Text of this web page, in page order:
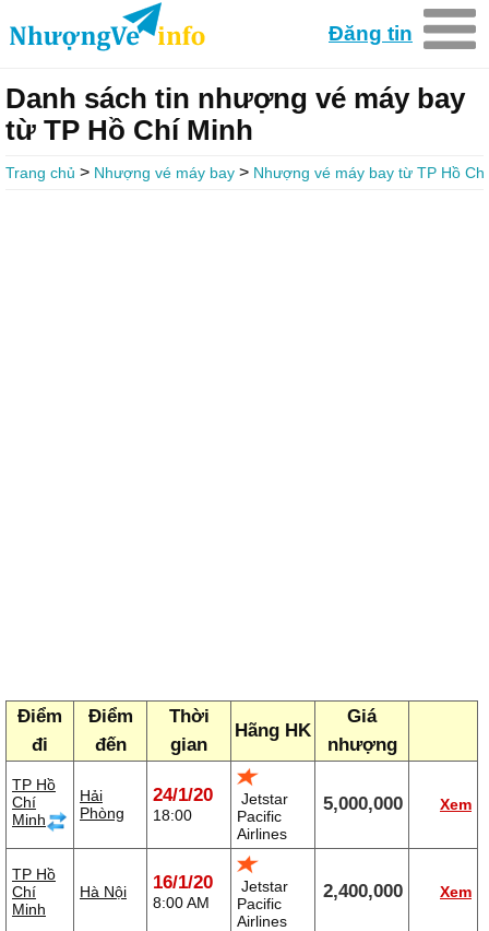
Đăng tin
Danh sách tin nhượng vé máy bay
từ TP Hồ Chí Minh
Trang chủ > Nhượng vé máy bay > Nhượng vé máy bay từ TP Hồ
Điểm
đi
Điểm
đến
Thời
gian
Hãng HK
Giá
nhượng
TP Hồ
Chí
Minh
Hải
Phòng
24/1/20
18:00
Jetstar
Pacific
Airlines
5,000,000 Xem
TP Hồ
Chí
Minh
Hà Nội 16/1/20
8:00 AM
Jetstar
Pacific
Airlines
2,400,000 Xem